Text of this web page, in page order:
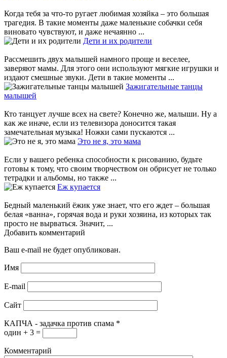
Когда тебя за что-то ругает любимая хозяйка – это большая
трагедия. В такие моменты даже маленькие собачки себя
виновато чувствуют, и даже нечаянно ...
Дети и их родители
Рассмешить двух малышей намного проще и веселее,
заверяют мамы. Для этого они используют мягкие игрушки и
издают смешные звуки. Дети в такие моменты ...
Зажигательные танцы
малышей
Кто танцует лучше всех на свете? Конечно же, малыши. Ну а
как же иначе, если из телевизора доносится такая
замечательная музыка! Ножки сами пускаются ...
Это не я, это мама
Если у вашего ребенка способности к рисованию, будьте
готовы к тому, что своим творчеством он обрисует не только
тетрадки и альбомы, но также ...
Еж купается
Бедный маленький ёжик уже знает, что его ждет – большая
белая «ванна», горячая вода и руки хозяина, из которых так
просто не вырваться. Значит, ...
Добавить комментарий
Ваш e-mail не будет опубликован.
Имя
E-mail
Сайт
КАПЧА - задачка против спама *
один + 3 =
Комментарий